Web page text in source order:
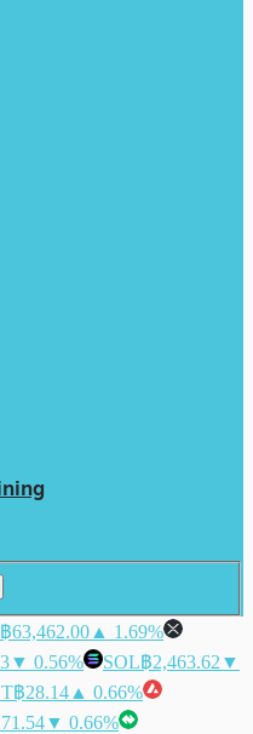
฿63,462.00 ▲ 1.69%
▼ 0.56% SOL฿2,463.62 ▼
฿28.14 ▲ 0.66%
▼ 0.66%